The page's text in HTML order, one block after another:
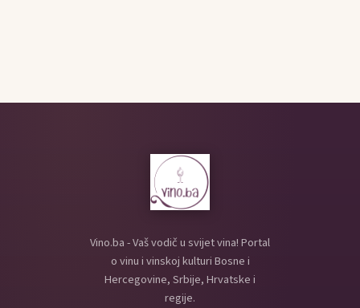
Vino.ba - Vaš vodič u svijet vina! Portal
o vinu i vinskoj kulturi Bosne i
Hercegovine, Srbije, Hrvatske i
regije.